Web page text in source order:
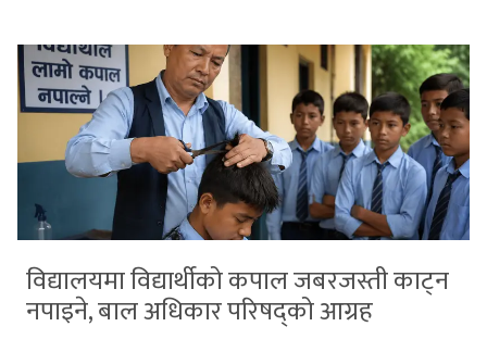
विद्यालयमा विद्यार्थीको कपाल जबरजस्ती काट्न
नपाइने, बाल अधिकार परिषद्को आग्रह